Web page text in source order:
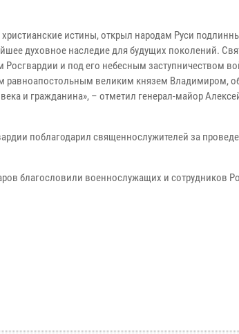
истины, открыл народам Руси
духовное наследие для будущих поколений.
и под его небесным заступничеством
равноапостольным великим князем Владимиром,
и гражданина», – отметил генерал-майор
поблагодарил священнослужителей за
благословили военнослужащих и сотрудников